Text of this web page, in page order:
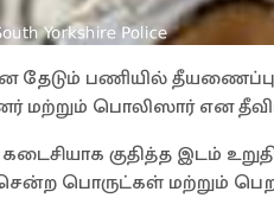
தேடும் பணியில் தீயணைப்பு
மற்றும் பொலிஸார் என
கடைசியாக குதித்த இடம்
சென்ற பொருட்கள் மற்றும்